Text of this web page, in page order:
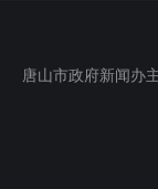
唐山市政府新闻办